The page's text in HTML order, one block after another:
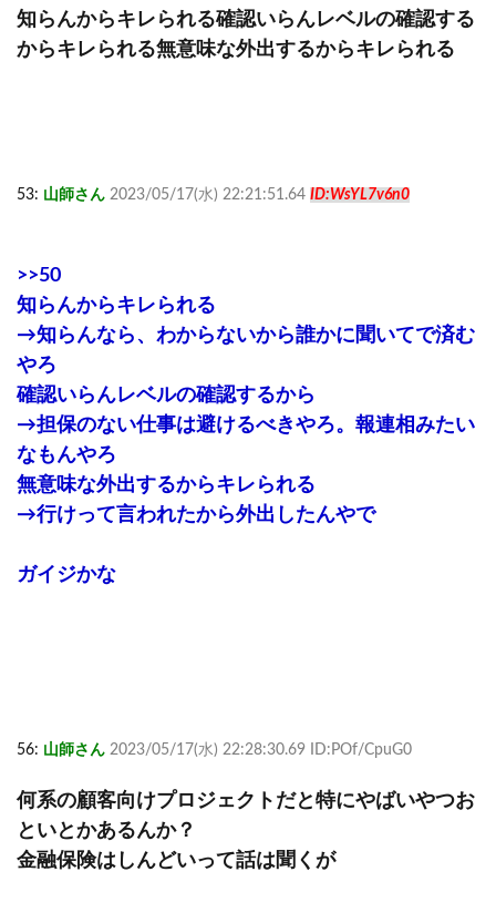
知らんからキレられる確認いらんレベルの確認する
からキレられる無意味な外出するからキレられる
53: 山師さん 2023/05/17(水) 22:21:51.64 ID:WsYL7v6n0
>>50
知らんからキレられる
→知らんなら、わからないから誰かに聞いてで済む
やろ
確認いらんレベルの確認するから
→担保のない仕事は避けるべきやろ。報連相みたい
なもんやろ
無意味な外出するからキレられる
→行けって言われたから外出したんやで
ガイジかな
56: 山師さん 2023/05/17(水) 22:28:30.69 ID:POf/CpuG0
何系の顧客向けプロジェクトだと特にやばいやつお
といとかあるんか？
金融保険はしんどいって話は聞くが